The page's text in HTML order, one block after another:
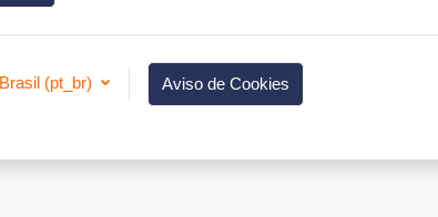
‎(pt_br)‎ Aviso de Cookies